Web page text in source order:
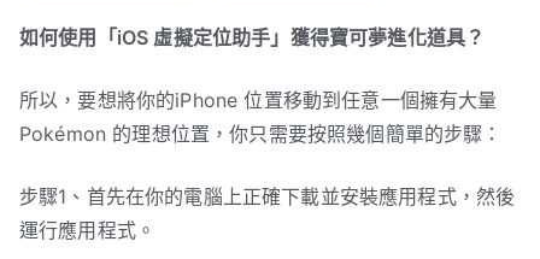
如何使用「iOS 虛擬定位助手」獲得寶可夢進化道具？
所以，要想將你的iPhone 位置移動到任意一個擁有大量
Pokémon 的理想位置，你只需要按照幾個簡單的步驟：
步驟1、首先在你的電腦上正確下載並安裝應用程式，然後
運行應用程式。